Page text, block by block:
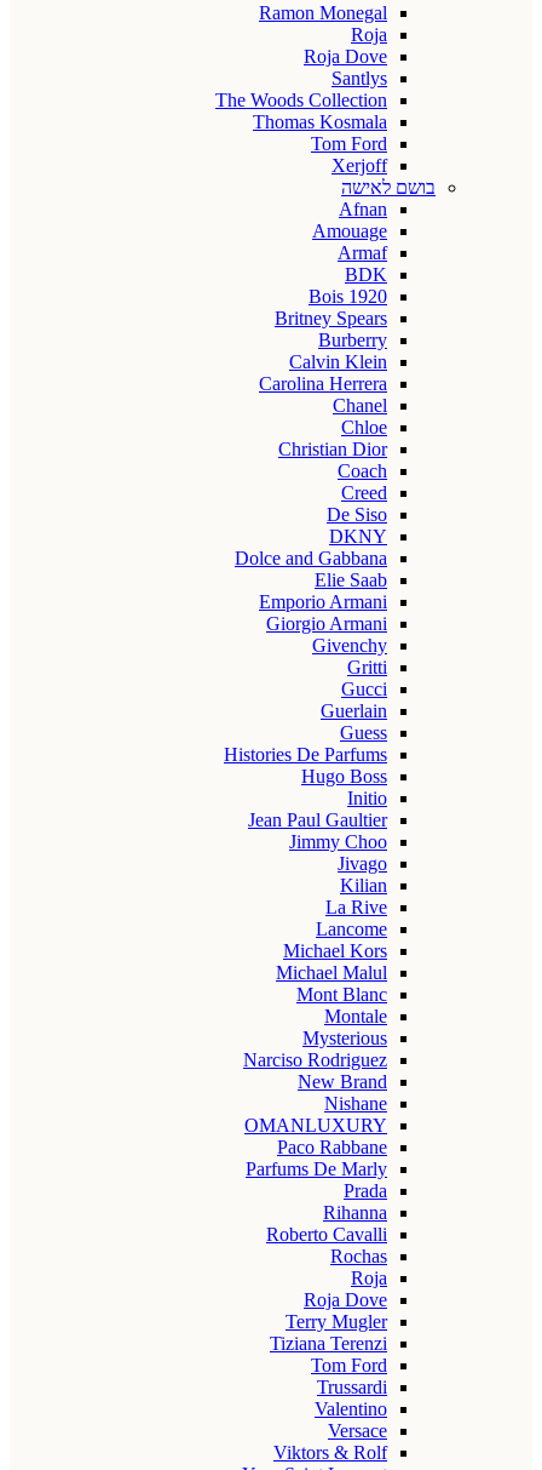
Ramon Monegal
Roja
Roja Dove
Santlys
The Woods Collection
Thomas Kosmala
Tom Ford
Xerjoff
בושם לאישה
Afnan
Amouage
Armaf
BDK
Bois 1920
Britney Spears
Burberry
Calvin Klein
Carolina Herrera
Chanel
Chloe
Christian Dior
Coach
Creed
De Siso
DKNY
Dolce and Gabbana
Elie Saab
Emporio Armani
Giorgio Armani
Givenchy
Gritti
Gucci
Guerlain
Guess
Histories De Parfums
Hugo Boss
Initio
Jean Paul Gaultier
Jimmy Choo
Jivago
Kilian
La Rive
Lancome
Michael Kors
Michael Malul
Mont Blanc
Montale
Mysterious
Narciso Rodriguez
New Brand
Nishane
OMANLUXURY
Paco Rabbane
Parfums De Marly
Prada
Rihanna
Roberto Cavalli
Rochas
Roja
Roja Dove
Terry Mugler
Tiziana Terenzi
Tom Ford
Trussardi
Valentino
Versace
Viktors & Rolf